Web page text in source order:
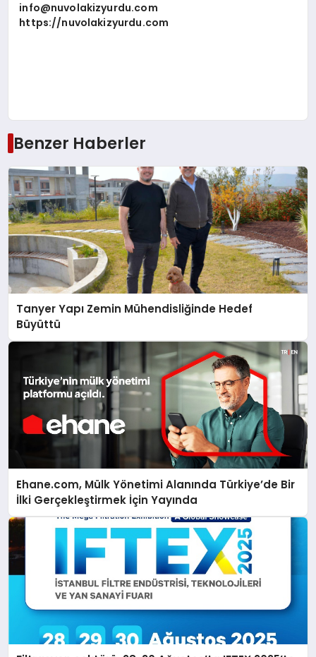
info@nuvolakizyurdu.com
https://nuvolakizyurdu.com
Benzer Haberler
Tanyer Yapı Zemin Mühendisliğinde Hedef
Büyüttü
Ehane.com, Mülk Yönetimi Alanında Türkiye’de Bir
İlki Gerçekleştirmek İçin Yayında